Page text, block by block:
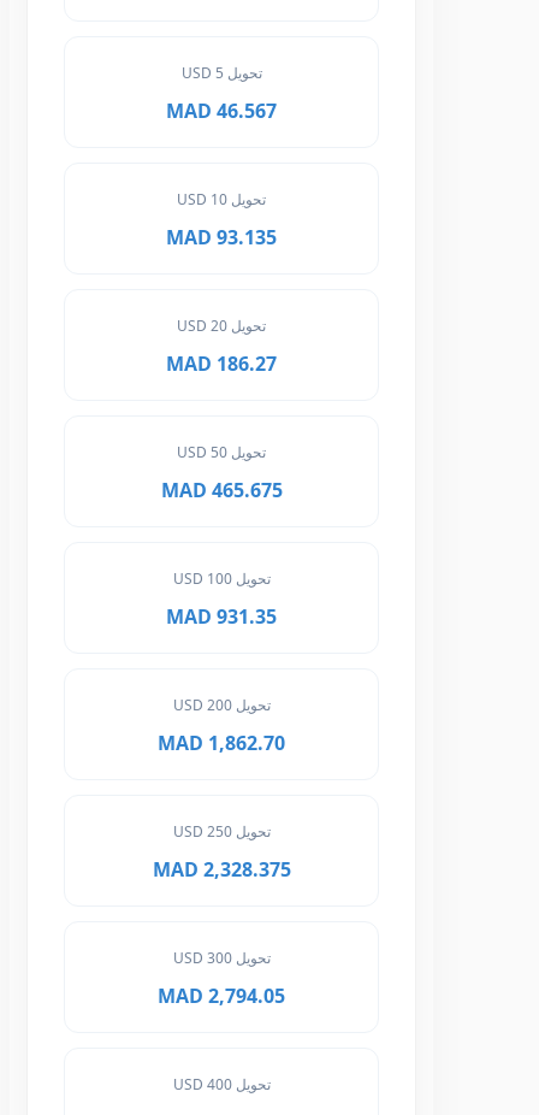
تحويل 5 USD
46.567 MAD
93.135 MAD
186.27 MAD
465.675 MAD
تحويل 100 USD
931.35 MAD
تحويل 200 USD
1,862.70 MAD
تحويل 250 USD
2,328.375 MAD
تحويل 300 USD
2,794.05 MAD
تحويل 400 USD